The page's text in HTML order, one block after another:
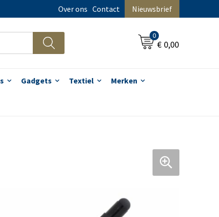
Over ons Contact Nieuwsbrief
0
€ 0,00
Gadgets Textiel Merken